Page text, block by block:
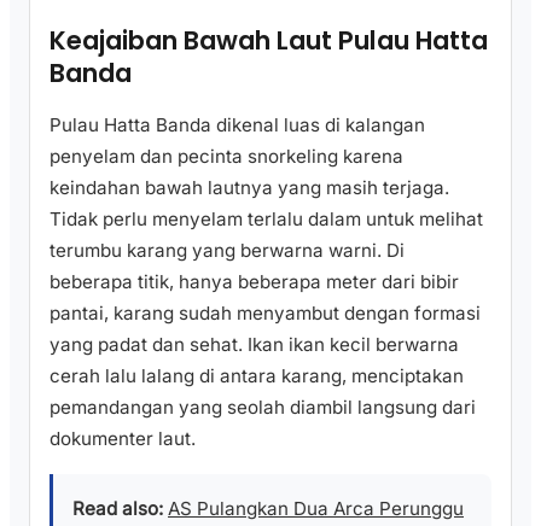
Keajaiban Bawah Laut Pulau Hatta
Banda
Pulau Hatta Banda dikenal luas di kalangan
penyelam dan pecinta snorkeling karena
keindahan bawah lautnya yang masih terjaga.
Tidak perlu menyelam terlalu dalam untuk melihat
terumbu karang yang berwarna warni. Di
beberapa titik, hanya beberapa meter dari bibir
pantai, karang sudah menyambut dengan formasi
yang padat dan sehat. Ikan ikan kecil berwarna
cerah lalu lalang di antara karang, menciptakan
pemandangan yang seolah diambil langsung dari
dokumenter laut.
Read also: AS Pulangkan Dua Arca Perunggu